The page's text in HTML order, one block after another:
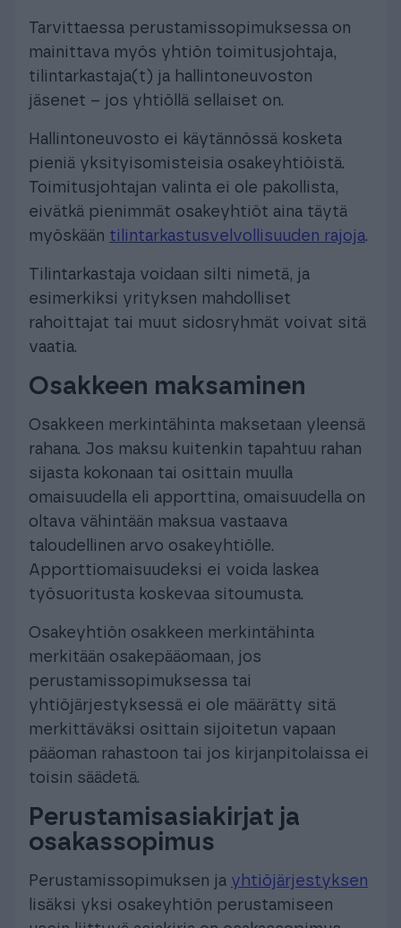
Tarvittaessa perustamissopimuksessa on
mainittava myös yhtiön toimitusjohtaja,
tilintarkastaja(t) ja hallintoneuvoston
jäsenet – jos yhtiöllä sellaiset on.
Hallintoneuvosto ei käytännössä kosketa
pieniä yksityisomisteisia osakeyhtiöistä.
Toimitusjohtajan valinta ei ole pakollista,
eivätkä pienimmät osakeyhtiöt aina täytä
myöskään tilintarkastusvelvollisuuden rajoja.
Tilintarkastaja voidaan silti nimetä, ja
esimerkiksi yrityksen mahdolliset
rahoittajat tai muut sidosryhmät voivat sitä
vaatia.
Osakkeen maksaminen
Osakkeen merkintähinta maksetaan yleensä
rahana. Jos maksu kuitenkin tapahtuu rahan
sijasta kokonaan tai osittain muulla
omaisuudella eli apporttina, omaisuudella on
oltava vähintään maksua vastaava
taloudellinen arvo osakeyhtiölle.
Apporttiomaisuudeksi ei voida laskea
työsuoritusta koskevaa sitoumusta.
Osakeyhtiön osakkeen merkintähinta
merkitään osakepääomaan, jos
perustamissopimuksessa tai
yhtiöjärjestyksessä ei ole määrätty sitä
merkittäväksi osittain sijoitetun vapaan
pääoman rahastoon tai jos kirjanpitolaissa ei
toisin säädetä.
Perustamisasiakirjat ja
osakassopimus
Perustamissopimuksen ja yhtiöjärjestyksen
lisäksi yksi osakeyhtiön perustamiseen